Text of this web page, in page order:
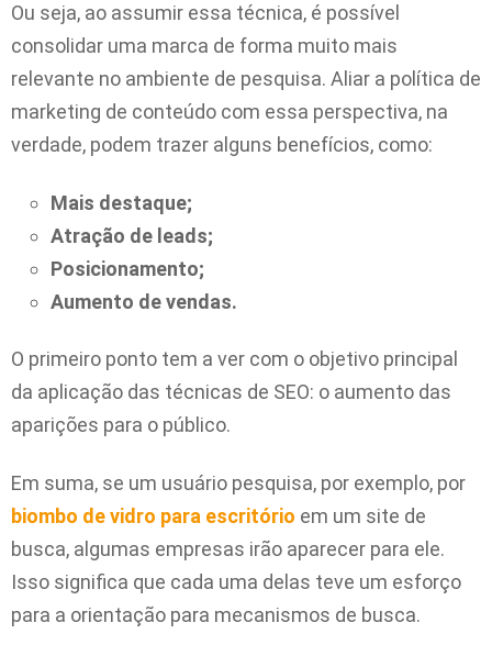
Ou seja, ao assumir essa técnica, é possível
consolidar uma marca de forma muito mais
relevante no ambiente de pesquisa. Aliar a política de
marketing de conteúdo com essa perspectiva, na
verdade, podem trazer alguns benefícios, como:
Mais destaque;
Atração de leads;
Posicionamento;
Aumento de vendas.
O primeiro ponto tem a ver com o objetivo principal
da aplicação das técnicas de SEO: o aumento das
aparições para o público.
Em suma, se um usuário pesquisa, por exemplo, por
biombo de vidro para escritório em um site de
busca, algumas empresas irão aparecer para ele.
Isso significa que cada uma delas teve um esforço
para a orientação para mecanismos de busca.